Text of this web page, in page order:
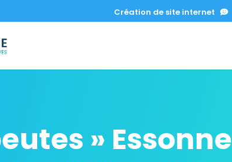
Création de site internet
»